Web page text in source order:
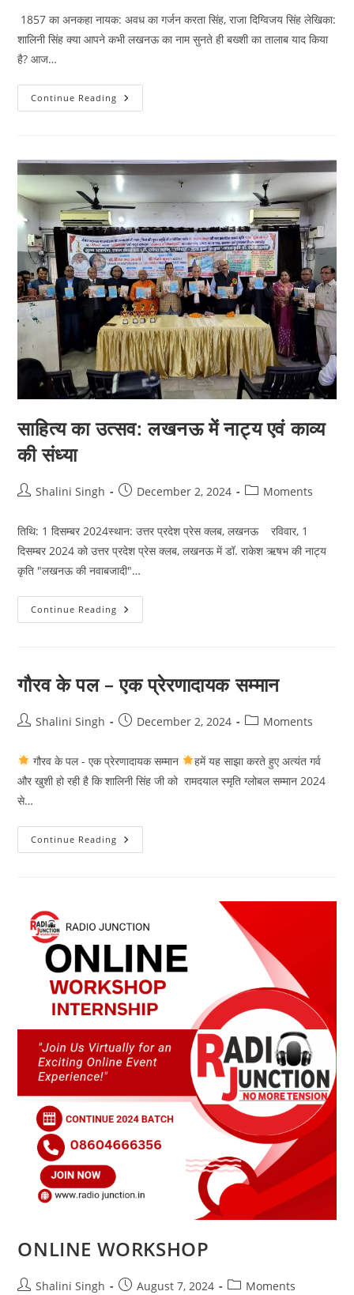
1857 का अनकहा नायक: अवध का गर्जन करता सिंह, राजा दिग्विजय सिंह लेखिका:
शालिनी सिंह क्या आपने कभी लखनऊ का नाम सुनते ही बख्शी का तालाब याद किया
है? आज…
Continue Reading 1857
का
गर्जन
करता
सिंह,
राजा
दिग्विजय
सिंह
साहित्य का उत्सव: लखनऊ में नाट्य एवं काव्य
की संध्या
PostShalini Singh
PostDecember 2, 2024
PostMoments
तिथि: 1 दिसम्बर 2024स्थान: उत्तर प्रदेश प्रेस क्लब, लखनऊ रविवार, 1
दिसम्बर 2024 को उत्तर प्रदेश प्रेस क्लब, लखनऊ में डॉ. राकेश ऋषभ की नाट्य
कृति "लखनऊ की नवाबजादी"…
Continue Reading साहित्य
का
काव्य
की
गौरव के पल – एक प्रेरणादायक सम्मान
PostShalini Singh
PostDecember 2, 2024
PostMoments
गौरव के पल - एक प्रेरणादायक सम्मान
हमें यह साझा करते हुए अत्यंत गर्व
और खुशी हो रही है कि शालिनी सिंह जी को रामदयाल स्मृति ग्लोबल सम्मान 2024
से…
Continue Reading गौरव
के
ONLINE WORKSHOP
PostShalini Singh
PostAugust 7, 2024
PostMoments